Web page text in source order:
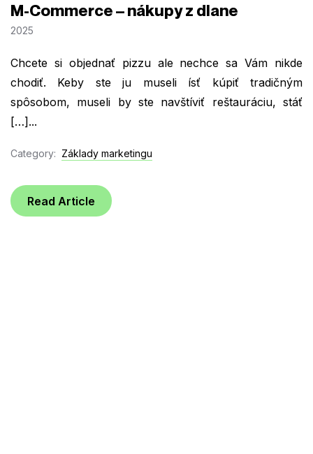
M-Commerce – nákupy z dlane
2025
Chcete si objednať pizzu ale nechce sa Vám nikde
chodiť. Keby ste ju museli ísť kúpiť tradičným
spôsobom, museli by ste navštíviť reštauráciu, stáť
[…]...
Category: Základy marketingu
Read Article